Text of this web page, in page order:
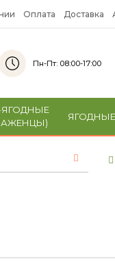
Оплата Доставка
Пн-Пт: 08:00-17:00